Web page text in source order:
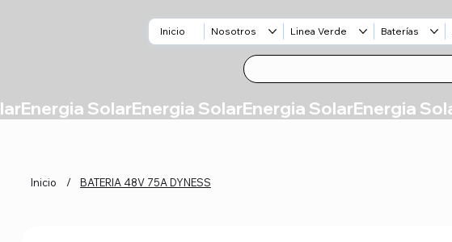
Inicio Nosotros Linea Verde Baterías
Inicio / BATERIA 48V 75A DYNESS